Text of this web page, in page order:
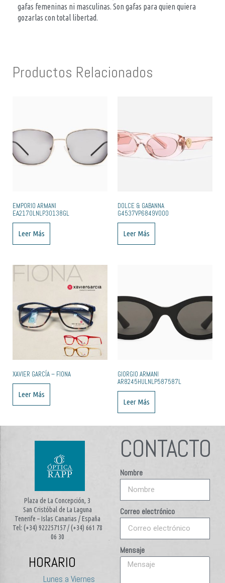
gafas femeninas ni masculinas. Son gafas para quien quiera
gozarlas con total libertad.
Productos Relacionados
EMPORIO ARMANI
EA2170LNLP30138GL
Leer Más
DOLCE & GABANNA
G4537VP6849V000
Leer Más
XAVIER GARCÍA – FIONA
Leer Más
GIORGIO ARMANI
AR8245HULNLP587587L
Leer Más
Plaza de La Concepción, 3
San Cristóbal de La Laguna
Tenerife – Islas Canarias / España
Tel: (+34) 922257157 / (+34) 661 78
06 30
HORARIO
Lunes a Viernes
CONTACTO
Nombre
Correo electrónico
Mensaje